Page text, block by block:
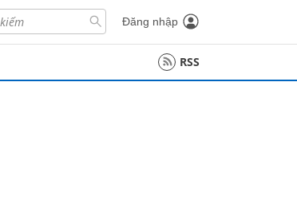
Đăng nhập
RSS